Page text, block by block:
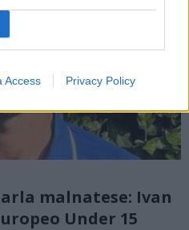
Access Privacy Policy
malnatese: Ivan
Under 15